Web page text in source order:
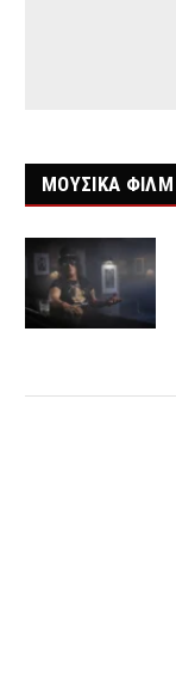
ΜΟΥΣΙΚΑ ΦΙΛΜ